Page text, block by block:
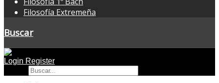
Filosofía Extremeña
Buscar
Login Register